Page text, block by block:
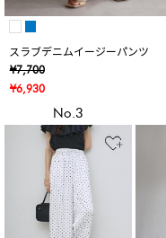
スラブデニムイージーパンツ
¥7,700
¥6,930
No.3